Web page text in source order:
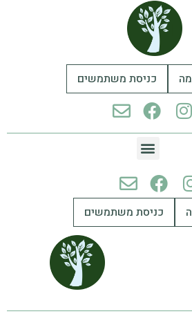
כניסת משתמשים
כניסת משתמשים